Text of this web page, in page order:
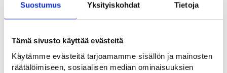
Suostumus Yksityiskohdat Tietoja
Tämä sivusto käyttää evästeitä
Käytämme evästeitä tarjoamamme sisällön ja mainosten
räätälöimiseen, sosiaalisen median ominaisuuksien